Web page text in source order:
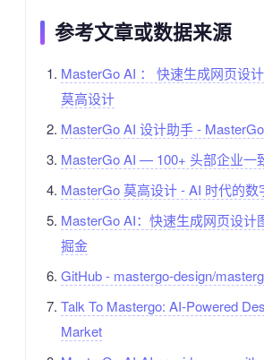
参考文章或数据来源
MasterGo AI ： 快速生成网页设
莫高设计
MasterGo AI 设计助手 -
MasterGo AI — 100+ 头部企业一
MasterGo 莫高设计 - AI 时代的数
MasterGo AI：快速生成网页设计
掘金
GitHub - mastergo-design/
Talk To Mastergo: AI-Powered
Market